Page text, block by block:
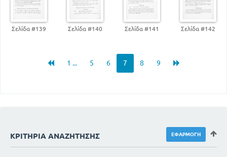
Σελίδα #139 Σελίδα #140 Σελίδα #141 Σελίδα #142
1 ... 5 6 7 8 9
ΚΡΙΤΉΡΙΑ ΑΝΑΖΉΤΗΣΗΣ